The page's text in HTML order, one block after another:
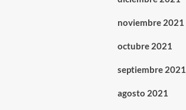
noviembre 2021
octubre 2021
septiembre 2021
agosto 2021